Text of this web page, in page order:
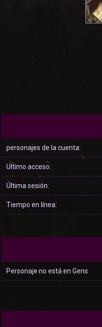
personajes de la cuenta:
Ultimo acceso:
Última sesión:
Tiempo en línea:
Personaje no está en Gens